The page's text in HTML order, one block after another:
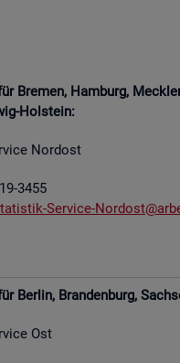
Bre­men, Ham­burg,
Hol­stein:
Nord­ost
3455
Ser­vice-
Ber­lin, Bran­den­burg,
Ost